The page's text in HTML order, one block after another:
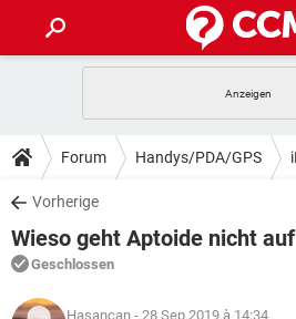
ANDROID IOS
WINDOWS 10
WHATSAPP
FACEBOOK
TIPPS & TRICKS
SPIELE
WINDOWS 10
WHATSAPP
DOWNLOADS
SPIELE
ANDROID
WINDOWS 10
FORUM
SPIELE
LEXIKON
Forum Handys/PDA/GPS
Vorherige
Wieso geht Aptoide nicht
Geschlossen
Hasancan - 28 Sep 2019 à 14:34